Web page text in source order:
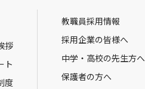
拶
ト
度
教職員採用情報
採用企業の皆様へ
中学・高校の先生方へ
保護者の方へ